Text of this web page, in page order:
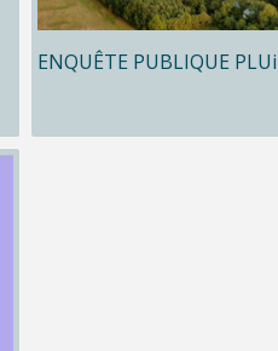
ENQUÊTE PUBLIQUE PLUi